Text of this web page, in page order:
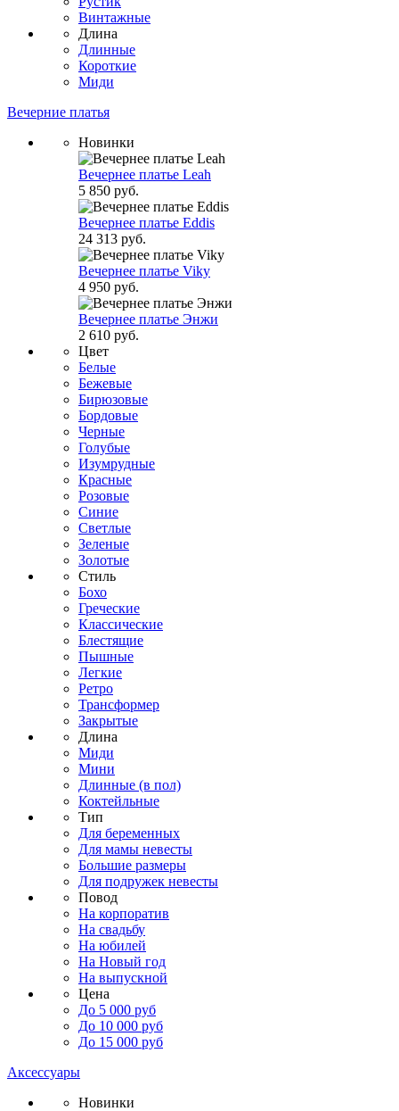
Винтажные
Длина
Длинные
Короткие
Миди
Вечерние платья
Новинки
Вечернее платье Leah
5 850 руб.
Вечернее платье Eddis
24 313 руб.
Вечернее платье Viky
4 950 руб.
Вечернее платье Энжи
2 610 руб.
Цвет
Белые
Бежевые
Бирюзовые
Бордовые
Черные
Голубые
Изумрудные
Красные
Розовые
Синие
Светлые
Зеленые
Золотые
Стиль
Бохо
Греческие
Классические
Блестящие
Пышные
Легкие
Ретро
Трансформер
Закрытые
Длина
Миди
Мини
Длинные (в пол)
Коктейльные
Тип
Для беременных
Для мамы невесты
Большие размеры
Для подружек невесты
Повод
На корпоратив
На свадьбу
На юбилей
На Новый год
На выпускной
Цена
До 5 000 руб
До 10 000 руб
До 15 000 руб
Аксессуары
Новинки